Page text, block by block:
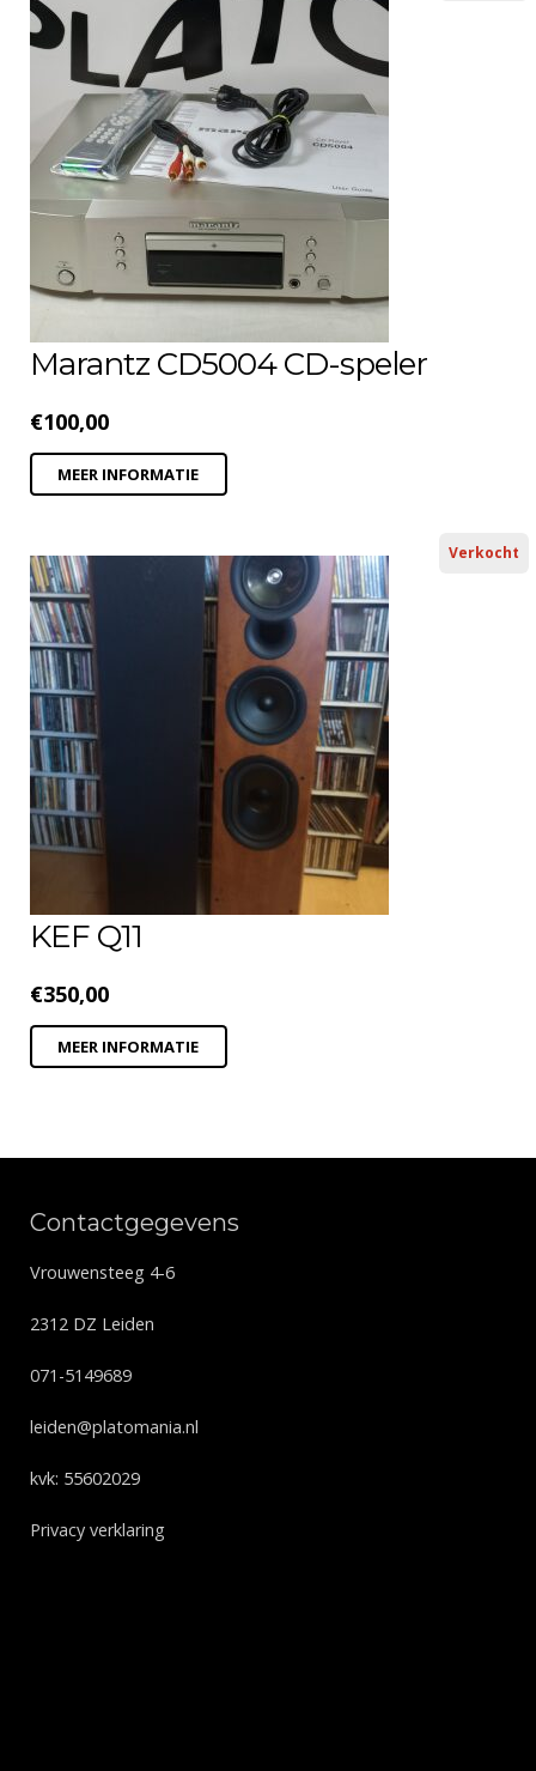
Marantz CD5004 CD-speler
€100,00
MEER INFORMATIE
Verkocht
KEF Q11
€350,00
MEER INFORMATIE
Contactgegevens
Vrouwensteeg 4-6
2312 DZ Leiden
071-5149689
leiden@platomania.nl
kvk: 55602029
Privacy verklaring